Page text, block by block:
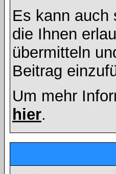
Es kann
die Ihnen
übermitteln
Beitrag
Um mehr
hier.